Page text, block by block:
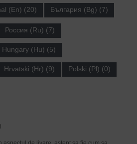
(En) (20) България (Bg) (7)
Россия (Ru) (7)
Hungary (Hu) (5)
Hrvatski (Hr) (9) Polski (Pl) (0)